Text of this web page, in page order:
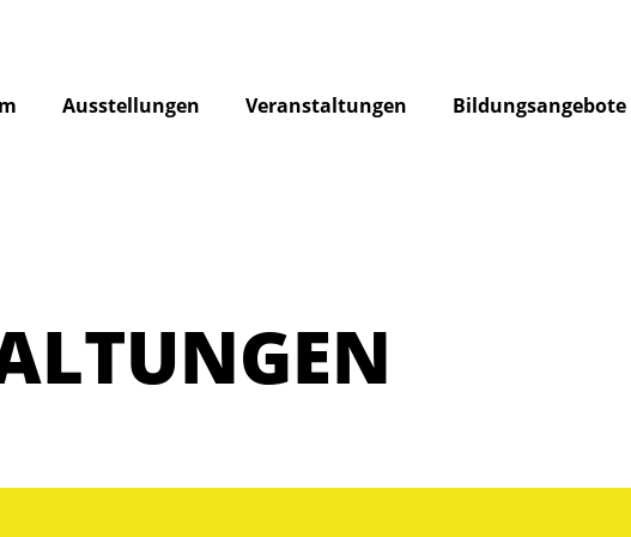
Ausstellungen Veranstaltungen Bildungsangebote